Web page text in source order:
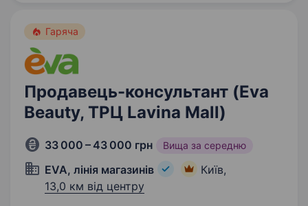
Гаряча
Продавець-консультант (Eva
Beauty, ТРЦ Lavina Mall)
33 000 – 43 000 грн Вища за середню
EVA, лінія магазинів
Київ,
13,0 км від центру